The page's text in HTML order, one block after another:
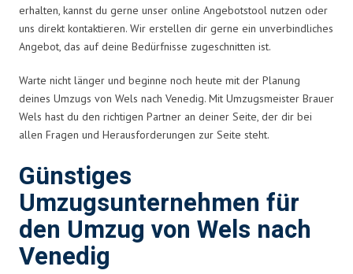
erhalten, kannst du gerne unser online Angebotstool nutzen oder
uns direkt kontaktieren. Wir erstellen dir gerne ein unverbindliches
Angebot, das auf deine Bedürfnisse zugeschnitten ist.
Warte nicht länger und beginne noch heute mit der Planung
deines Umzugs von Wels nach Venedig. Mit Umzugsmeister Brauer
Wels hast du den richtigen Partner an deiner Seite, der dir bei
allen Fragen und Herausforderungen zur Seite steht.
Günstiges
Umzugsunternehmen für
den Umzug von Wels nach
Venedig